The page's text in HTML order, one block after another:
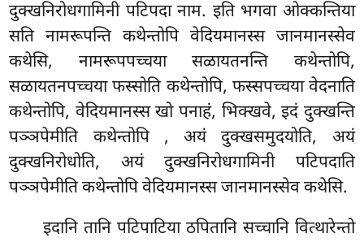
दुक्खनिरोधगामिनी पटिपदा नाम. इति भगवा ओक्कन्तिया
सति नामरूपन्ति कथेन्तोपि वेदियमानस्स जानमानस्सेव
कथेसि, नामरूपपच्चया सळायतनन्ति कथेन्तोपि,
सळायतनपच्चया फस्सोति कथेन्तोपि, फस्सपच्चया वेदनाति
कथेन्तोपि, वेदियमानस्स खो पनाहं, भिक्खवे, इदं दुक्खन्ति
पञ्ञपेमीति कथेन्तोपि , अयं दुक्खसमुदयोति, अयं
दुक्खनिरोधोति, अयं दुक्खनिरोधगामिनी पटिपदाति
पञ्ञपेमीति कथेन्तोपि वेदियमानस्स जानमानस्सेव कथेसि.
इदानि तानि पटिपाटिया ठपितानि सच्चानि वित्थारेन्तो